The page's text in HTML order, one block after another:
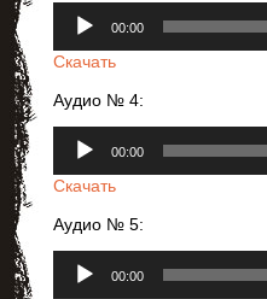
00:00
Скачать
Аудио № 4:
00:00
Скачать
Аудио № 5:
00:00